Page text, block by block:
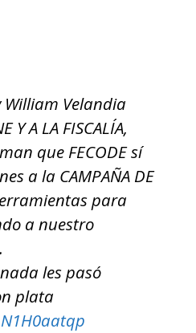
William Velandia
Y A LA FISCALÍA,
que FECODE sí
a la CAMPAÑA DE
para
a nuestro
les pasó
plata